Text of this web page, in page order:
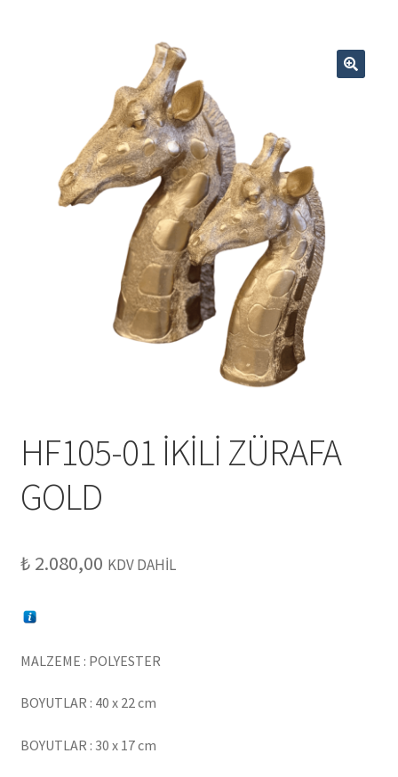
HF105-01 İKİLİ ZÜRAFA
GOLD
₺2.080,00 KDV DAHİL
MALZEME : POLYESTER
BOYUTLAR : 40 x 22 cm
BOYUTLAR : 30 x 17 cm